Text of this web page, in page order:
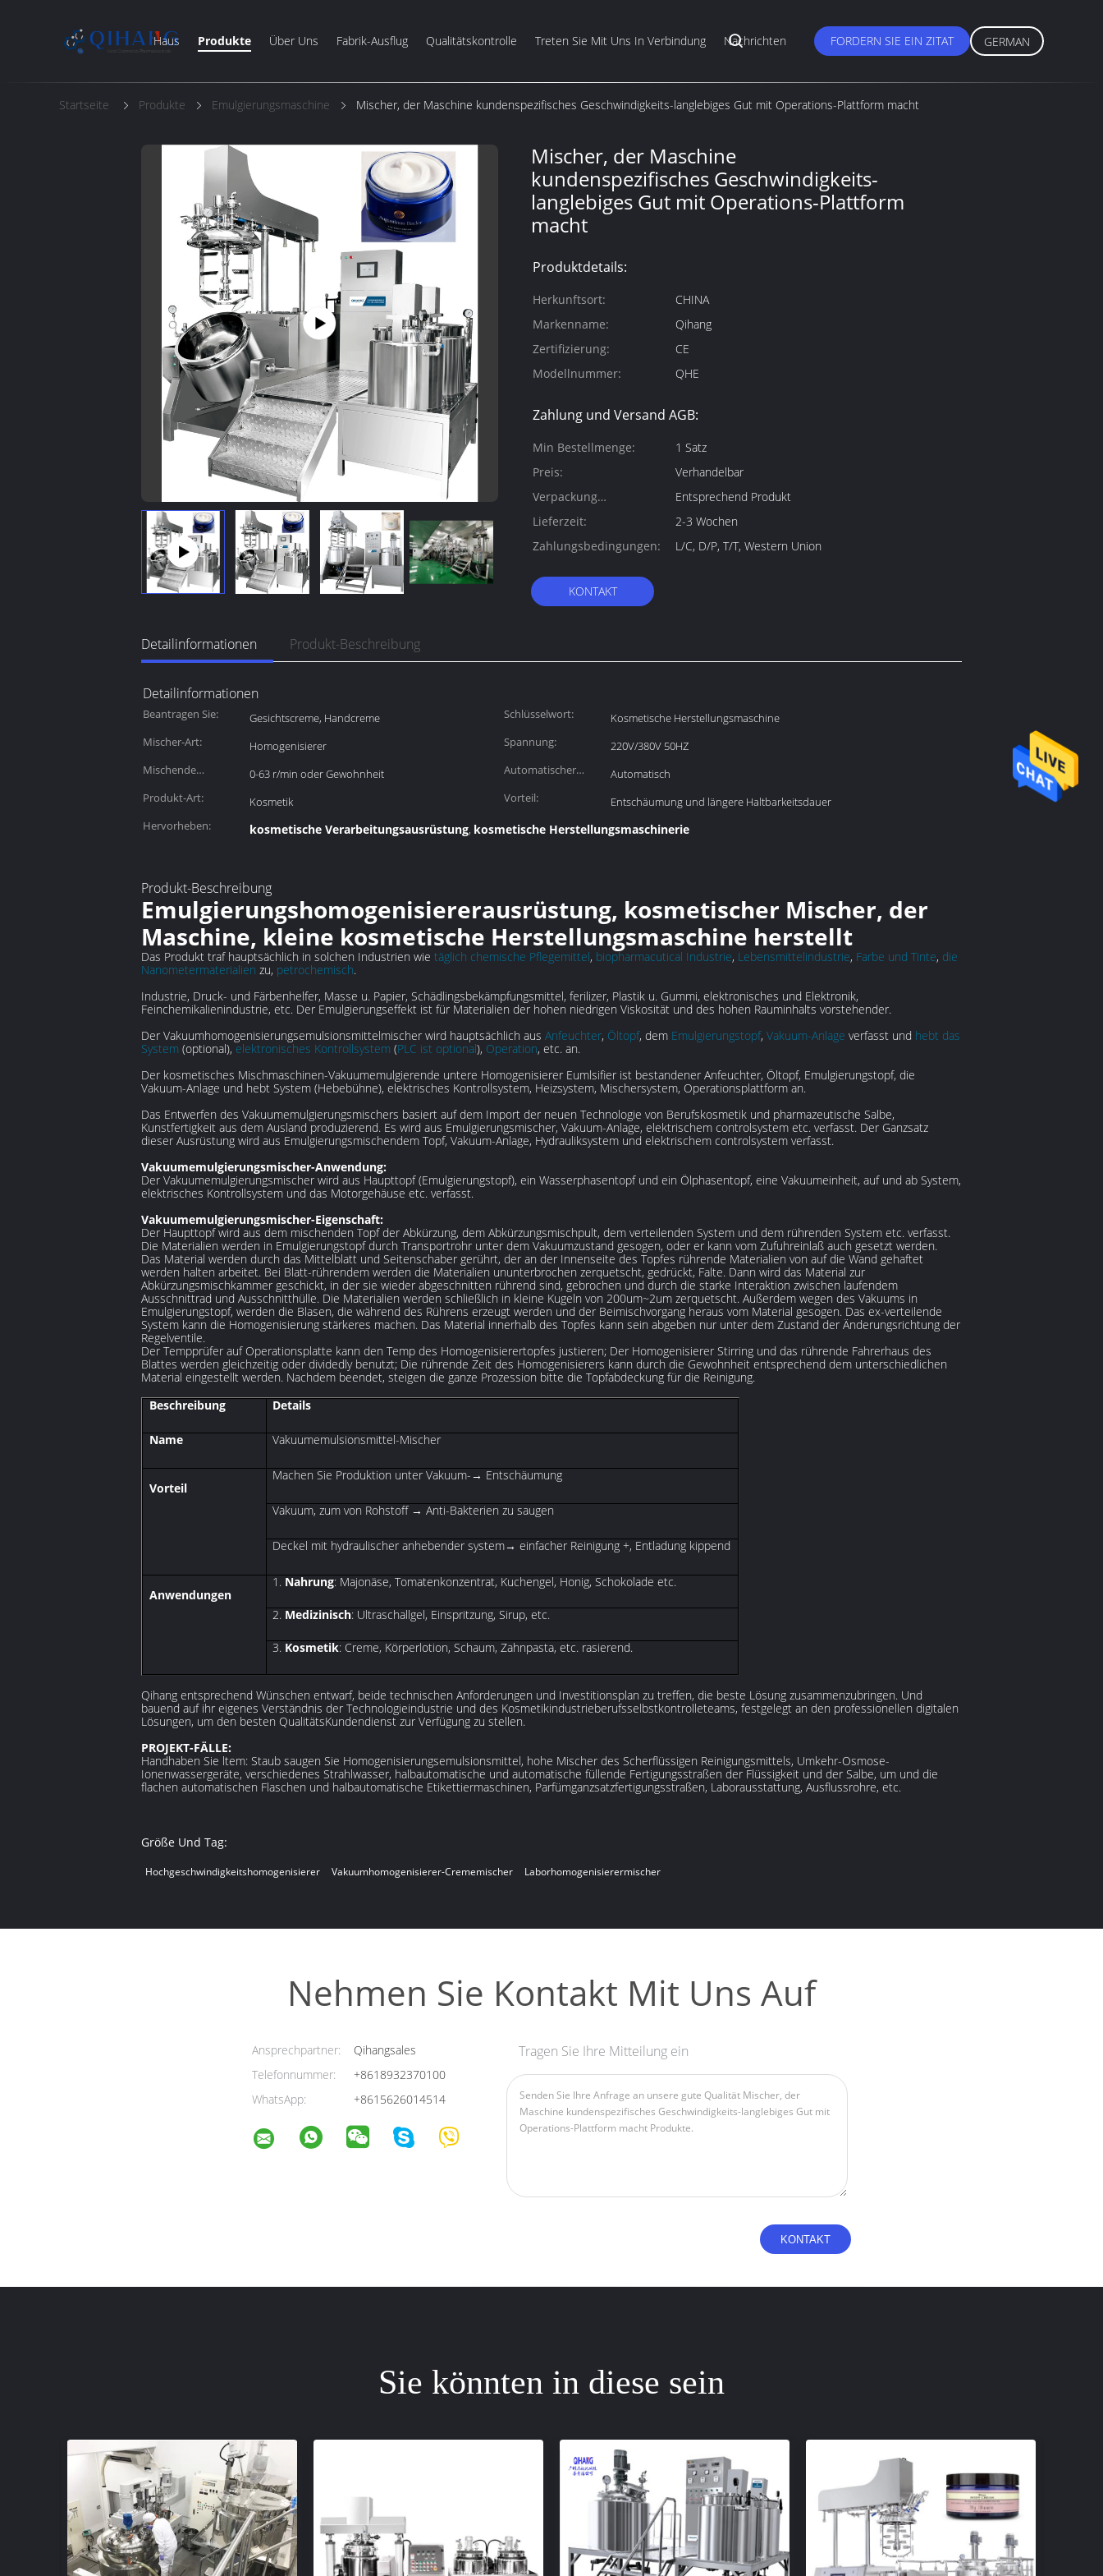
Haus Produkte Über Uns Fabrik-Ausflug Qualitätskontrolle Treten Sie Mit Uns In Verbindung Nachrichten FORDERN SIE EIN ZITAT GERMAN
Startseite Produkte Emulgierungsmaschine Mischer, der Maschine kundenspezifisches Geschwindigkeits-langlebiges Gut mit Operations-Plattform macht
Mischer, der Maschine
kundenspezifisches Geschwindigkeits-
langlebiges Gut mit Operations-Plattform
macht
Produktdetails:
Herkunftsort:
CHINA
Markenname:
Qihang
Zertifizierung:
CE
Modellnummer:
QHE
Zahlung und Versand AGB:
Min Bestellmenge:
1 Satz
Preis:
Verhandelbar
Verpackung
Informationen:
Entsprechend Produkt
Lieferzeit:
2-3 Wochen
Zahlungsbedingungen:
L/C, D/P, T/T, Western Union
KONTAKT
Detailinformationen Produkt-Beschreibung
Detailinformationen
Beantragen Sie: Gesichtscreme, Handcreme Schlüsselwort:
Kosmetische Herstellungsmaschine
Mischer-Art:
Homogenisierer Spannung:
220V/380V 50HZ
Mischende
0-63 r/min oder Gewohnheit
Automatischer
Automatisch
Produkt-Art:
Kosmetik Vorteil:
Entschäumung und längere Haltbarkeitsdauer
Hervorheben:
kosmetische Verarbeitungsausrüstung, kosmetische Herstellungsmaschinerie
Produkt-Beschreibung
Emulgierungshomogenisiererausrüstung, kosmetischer Mischer, der
Maschine, kleine kosmetische Herstellungsmaschine herstellt
Das Produkt traf hauptsächlich in solchen Industrien wie täglich chemische Pflegemittel, biopharmacutical Industrie, Lebensmittelindustrie, Farbe und Tinte, die
Nanometermaterialien zu, petrochemisch.
Industrie, Druck- und Färbenhelfer, Masse u. Papier, Schädlingsbekämpfungsmittel, ferilizer, Plastik u. Gummi, elektronisches und Elektronik,
Feinchemikalienindustrie, etc. Der Emulgierungseffekt ist für Materialien der hohen niedrigen Viskosität und des hohen Rauminhalts vorstehender.
Der Vakuumhomogenisierungsemulsionsmittelmischer wird hauptsächlich aus Anfeuchter, Öltopf, dem Emulgierungstopf, Vakuum-Anlage verfasst und hebt das
System (optional), elektronisches Kontrollsystem (PLC ist optional), Operation, etc. an.
Der kosmetisches Mischmaschinen-Vakuumemulgierende untere Homogenisierer Eumlsifier ist bestandener Anfeuchter, Öltopf, Emulgierungstopf, die
Vakuum-Anlage und hebt System (Hebebühne), elektrisches Kontrollsystem, Heizsystem, Mischersystem, Operationsplattform an.
Das Entwerfen des Vakuumemulgierungsmischers basiert auf dem Import der neuen Technologie von Berufskosmetik und pharmazeutische Salbe,
Kunstfertigkeit aus dem Ausland produzierend. Es wird aus Emulgierungsmischer, Vakuum-Anlage, elektrischem controlsystem etc. verfasst. Der Ganzsatz
dieser Ausrüstung wird aus Emulgierungsmischendem Topf, Vakuum-Anlage, Hydrauliksystem und elektrischem controlsystem verfasst.
Vakuumemulgierungsmischer-Anwendung:
Der Vakuumemulgierungsmischer wird aus Haupttopf (Emulgierungstopf), ein Wasserphasentopf und ein Ölphasentopf, eine Vakuumeinheit, auf und ab System,
elektrisches Kontrollsystem und das Motorgehäuse etc. verfasst.
Vakuumemulgierungsmischer-Eigenschaft:
Der Haupttopf wird aus dem mischenden Topf der Abkürzung, dem Abkürzungsmischpult, dem verteilenden System und dem rührenden System etc. verfasst.
Die Materialien werden in Emulgierungstopf durch Transportrohr unter dem Vakuumzustand gesogen, oder er kann vom Zufuhreinlaß auch gesetzt werden.
Das Material werden durch das Mittelblatt und Seitenschaber gerührt, der an der Innenseite des Topfes rührende Materialien von auf die Wand gehaftet
werden halten arbeitet. Bei Blatt-rührendem werden die Materialien ununterbrochen zerquetscht, gedrückt, Falte. Dann wird das Material zur
Abkürzungsmischkammer geschickt, in der sie wieder abgeschnitten rührend sind, gebrochen und durch die starke Interaktion zwischen laufendem
Ausschnittrad und Ausschnitthülle. Die Materialien werden schließlich in kleine Kugeln von 200um~2um zerquetscht. Außerdem wegen des Vakuums in
Emulgierungstopf, werden die Blasen, die während des Rührens erzeugt werden und der Beimischvorgang heraus vom Material gesogen. Das ex-verteilende
System kann die Homogenisierung stärkeres machen. Das Material innerhalb des Topfes kann sein abgeben nur unter dem Zustand der Änderungsrichtung der
Regelventile.
Der Tempprüfer auf Operationsplatte kann den Temp des Homogenisierertopfes justieren; Der Homogenisierer Stirring und das rührende Fahrerhaus des
Blattes werden gleichzeitig oder dividedly benutzt; Die rührende Zeit des Homogenisierers kann durch die Gewohnheit entsprechend dem unterschiedlichen
Material eingestellt werden. Nachdem beendet, steigen die ganze Prozession bitte die Topfabdeckung für die Reinigung.
Beschreibung
Details
Name Vakuumemulsionsmittel-Mischer
Vorteil
Machen Sie Produktion unter Vakuum-→ Entschäumung
Vakuum, zum von Rohstoff → Anti-Bakterien zu saugen
Deckel mit hydraulischer anhebender system→ einfacher Reinigung +, Entladung kippend
Anwendungen
1. Nahrung: Majonäse, Tomatenkonzentrat, Kuchengel, Honig, Schokolade etc.
2. Medizinisch: Ultraschallgel, Einspritzung, Sirup, etc.
3. Kosmetik: Creme, Körperlotion, Schaum, Zahnpasta, etc. rasierend.
Qihang entsprechend Wünschen entwarf, beide technischen Anforderungen und Investitionsplan zu treffen, die beste Lösung zusammenzubringen. Und
bauend auf ihr eigenes Verständnis der Technologieindustrie und des Kosmetikindustrieberufsselbstkontrolleteams, festgelegt an den professionellen digitalen
Lösungen, um den besten QualitätsKundendienst zur Verfügung zu stellen.
PROJEKT-FÄLLE:
Handhaben Sie ltem: Staub saugen Sie Homogenisierungsemulsionsmittel, hohe Mischer des Scherflüssigen Reinigungsmittels, Umkehr-Osmose-
Ionenwassergeräte, verschiedenes Strahlwasser, halbautomatische und automatische füllende Fertigungsstraßen der Flüssigkeit und der Salbe, um und die
flachen automatischen Flaschen und halbautomatische Etikettiermaschinen, Parfümganzsatzfertigungsstraßen, Laborausstattung, Ausflussrohre, etc.
Größe Und Tag:
Hochgeschwindigkeitshomogenisierer Vakuumhomogenisierer-Crememischer Laborhomogenisierermischer
Nehmen Sie Kontakt Mit Uns Auf
Ansprechpartner:
Qihangsales
Telefonnummer:
+8618932370100
WhatsApp:
+8615626014514
Tragen Sie Ihre Mitteilung ein
Sie könnten in diese sein